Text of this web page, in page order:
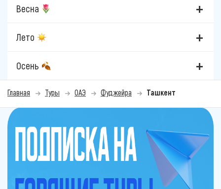
Весна
Лето
Осень
Главная Туры ОАЭ Фуджейра Ташкент